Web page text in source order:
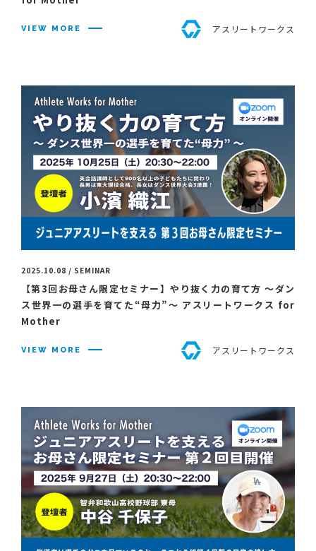
VIEW MORE アスリートワークス
2025.10.08 / SEMINAR
【第3回お母さん限定セミナー】やり抜く力の育て方 〜ダン
ス世界一の選手を育てた“母力”～ アスリートワークス for
Mother
VIEW MORE アスリートワークス